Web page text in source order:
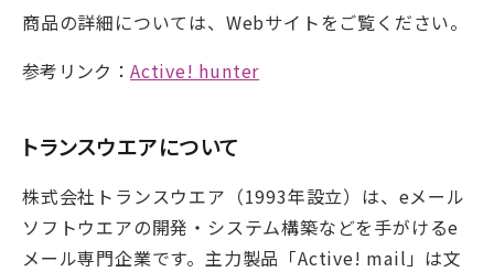
商品の詳細については、Webサイトをご覧ください。
参考リンク： Active! hunter
トランスウエアについて
株式会社トランスウエア（1993年設立）は、eメール
ソフトウエアの開発・システム構築などを手がけるe
メール専門企業です。主力製品「Active! mail」は文